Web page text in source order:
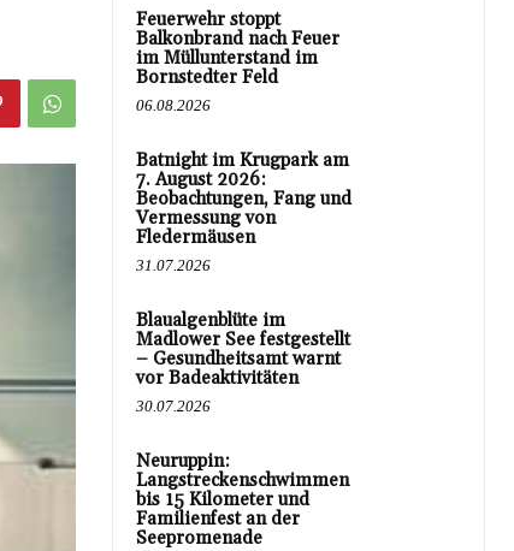
Feuerwehr stoppt
Balkonbrand nach Feuer
im Müllunterstand im
Bornstedter Feld
06.08.2026
Batnight im Krugpark am
7. August 2026:
Beobachtungen, Fang und
Vermessung von
Fledermäusen
31.07.2026
Blaualgenblüte im
Madlower See festgestellt
– Gesundheitsamt warnt
vor Badeaktivitäten
30.07.2026
Neuruppin:
Langstreckenschwimmen
bis 15 Kilometer und
Familienfest an der
Seepromenade